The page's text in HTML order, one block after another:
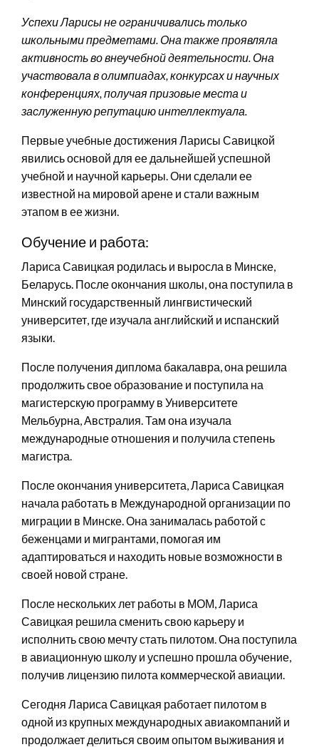
Успехи Ларисы не ограничивались только
школьными предметами. Она также проявляла
активность во внеучебной деятельности. Она
участвовала в олимпиадах, конкурсах и научных
конференциях, получая призовые места и
заслуженную репутацию интеллектуала.
Первые учебные достижения Ларисы Савицкой
явились основой для ее дальнейшей успешной
учебной и научной карьеры. Они сделали ее
известной на мировой арене и стали важным
этапом в ее жизни.
Обучение и работа:
Лариса Савицкая родилась и выросла в Минске,
Беларусь. После окончания школы, она поступила в
Минский государственный лингвистический
университет, где изучала английский и испанский
языки.
После получения диплома бакалавра, она решила
продолжить свое образование и поступила на
магистерскую программу в Университете
Мельбурна, Австралия. Там она изучала
международные отношения и получила степень
магистра.
После окончания университета, Лариса Савицкая
начала работать в Международной организации по
миграции в Минске. Она занималась работой с
беженцами и мигрантами, помогая им
адаптироваться и находить новые возможности в
своей новой стране.
После нескольких лет работы в МОМ, Лариса
Савицкая решила сменить свою карьеру и
исполнить свою мечту стать пилотом. Она поступила
в авиационную школу и успешно прошла обучение,
получив лицензию пилота коммерческой авиации.
Сегодня Лариса Савицкая работает пилотом в
одной из крупных международных авиакомпаний и
продолжает делиться своим опытом выживания и